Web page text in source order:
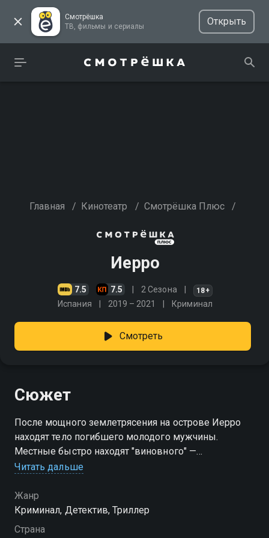
Смотрёшка
ТВ, фильмы и сериалы
Открыть
Главная / Кинотеатр / Смотрёшка Плюс /
Иерро
7.5 7.5 2 Сезона 18+
Испания 2019 – 2021 Криминал
Смотреть
Сюжет
После мощного землетрясения на острове Иерро
находят тело погибшего молодого мужчины.
Местные быстро находят "виновного" —
уважаемого, но непримиримого предпринимателя
судья Кандела, только прибывшая на Иерро,
отказывается идти на поводу у слухов. Несмотря на
давление и накал страстей, она оставляет Диаса на
Читать дальше
Жанр
Криминал, Детектив, Триллер
Страна